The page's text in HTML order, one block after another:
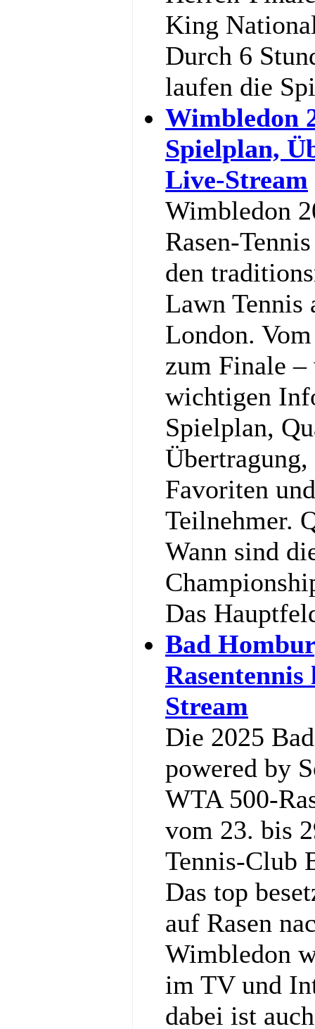
King
Durch 6
laufen die
Wimbledon
Spielplan,
Live-Stream
Wimbledon
Rasen-
den
Lawn Tennis
London.
zum Finale
wichtigen
Spielplan,
Favoriten
Teilnehmer.
Wann sind
Das
Bad
Stream
Die 2025
powered by
WTA 500-
vom 23. bis
Tennis‑Club
Das top
auf Rasen
Wimbledon
im TV und
dabei ist